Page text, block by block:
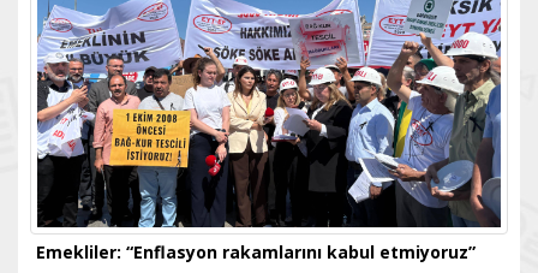
Emekliler: “Enflasyon rakamlarını kabul etmiyoruz”